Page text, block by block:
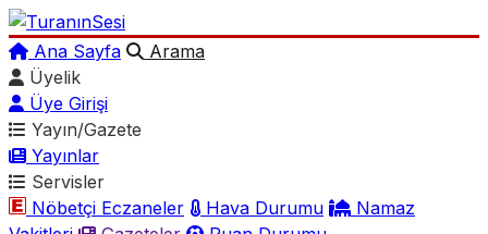
Ana Sayfa
Arama
Üyelik
Üye Girişi
Yayın/Gazete
Yayınlar
Servisler
Nöbetçi Eczaneler
Hava Durumu
Namaz